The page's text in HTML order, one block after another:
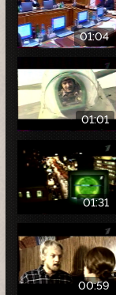
01:04
01:01
01:31
00:59